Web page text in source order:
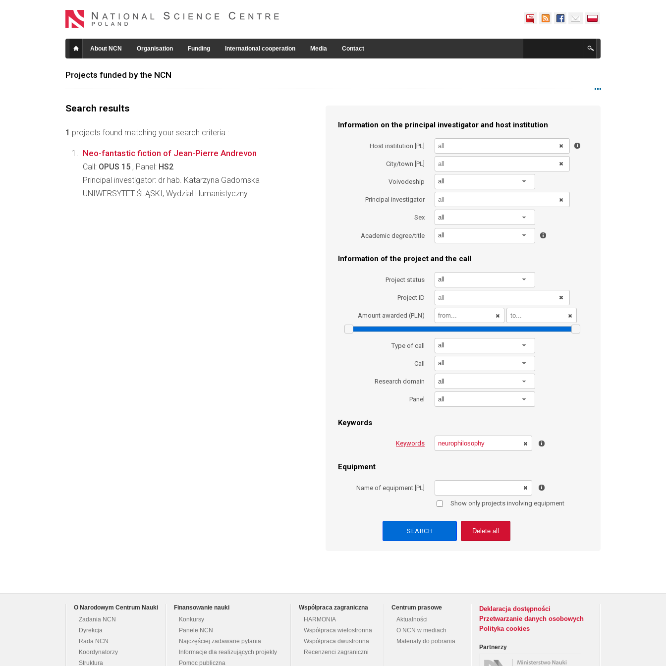
About NCN Organisation Funding International cooperation Media Contact
Projects funded by the NCN
Search results
1 projects found matching your search criteria :
Information on the principal investigator and host institution
Host institution [PL]
City/town [PL]
Voivodeship all
Principal investigator
Sex all
Academic degree/title all
Information of the project and the call
Project status all
Project ID
Amount awarded (PLN)
Type of call all
Call all
Research domain all
Panel all
Keywords
Keywords
Equipment
Name of equipment [PL]
Show only projects involving equipment
Delete all
Neo-fantastic fiction of Jean-Pierre Andrevon
Call: OPUS 15 , Panel: HS2
Principal investigator: dr hab. Katarzyna Gadomska
UNIWERSYTET ŚLĄSKI, Wydział Humanistyczny
O Narodowym Centrum Nauki
Zadania NCN
Dyrekcja
Rada NCN
Koordynatorzy
Struktura
Finansowanie nauki
Konkursy
Panele NCN
Najczęściej zadawane pytania
Informacje dla realizujących projekty
Pomoc publiczna
Współpraca zagraniczna
HARMONIA
Współpraca wielostronna
Współpraca dwustronna
Recenzenci zagraniczni
Centrum prasowe
Aktualności
O NCN w mediach
Materiały do pobrania
Deklaracja dostępności
Przetwarzanie danych osobowych
Polityka cookies
Partnerzy